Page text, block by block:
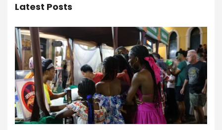
Latest Posts